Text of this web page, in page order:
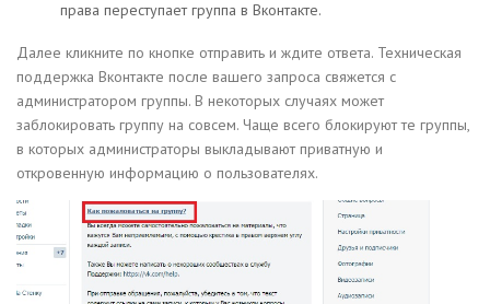
права переступает группа в Вконтакте.
Далее кликните по кнопке отправить и ждите ответа. Техническая
поддержка Вконтакте после вашего запроса свяжется с
администратором группы. В некоторых случаях может
заблокировать группу на совсем. Чаще всего блокируют те группы,
в которых администраторы выкладывают приватную и
откровенную информацию о пользователях.